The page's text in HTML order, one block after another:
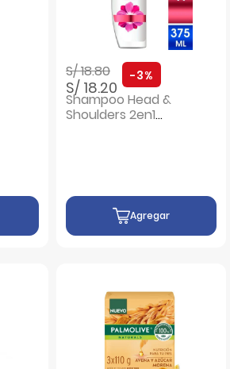
Precio rebajado de
S/ 18.80a
S/ 18.20
-3%
Shampoo Head &
Shoulders 2en1
Agregar